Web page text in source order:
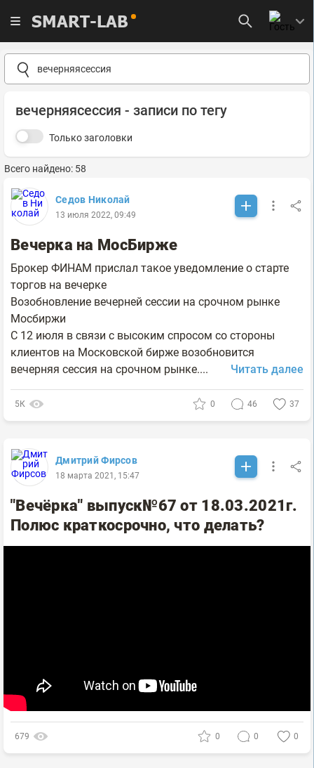
SMART-LAB
вечерняясессия - записи по тегу
Только заголовки
Всего найдено: 58
Седов Николай
13 июля 2022, 09:49
Вечерка на МосБирже
Брокер ФИНАМ прислал такое уведомление о старте
торгов на вечерке
Возобновление вечерней сессии на срочном рынке
Мосбиржи
С 12 июля в связи с высоким спросом со стороны
клиентов на Московской бирже возобновится
вечерняя сессия на срочном рынке....
Читать далее
5К 0 46 37
Дмитрий Фирсов
18 марта 2021, 15:47
"Вечёрка" выпуск№67 от 18.03.2021г.
Полюс краткосрочно, что делать?
679 0 0 0